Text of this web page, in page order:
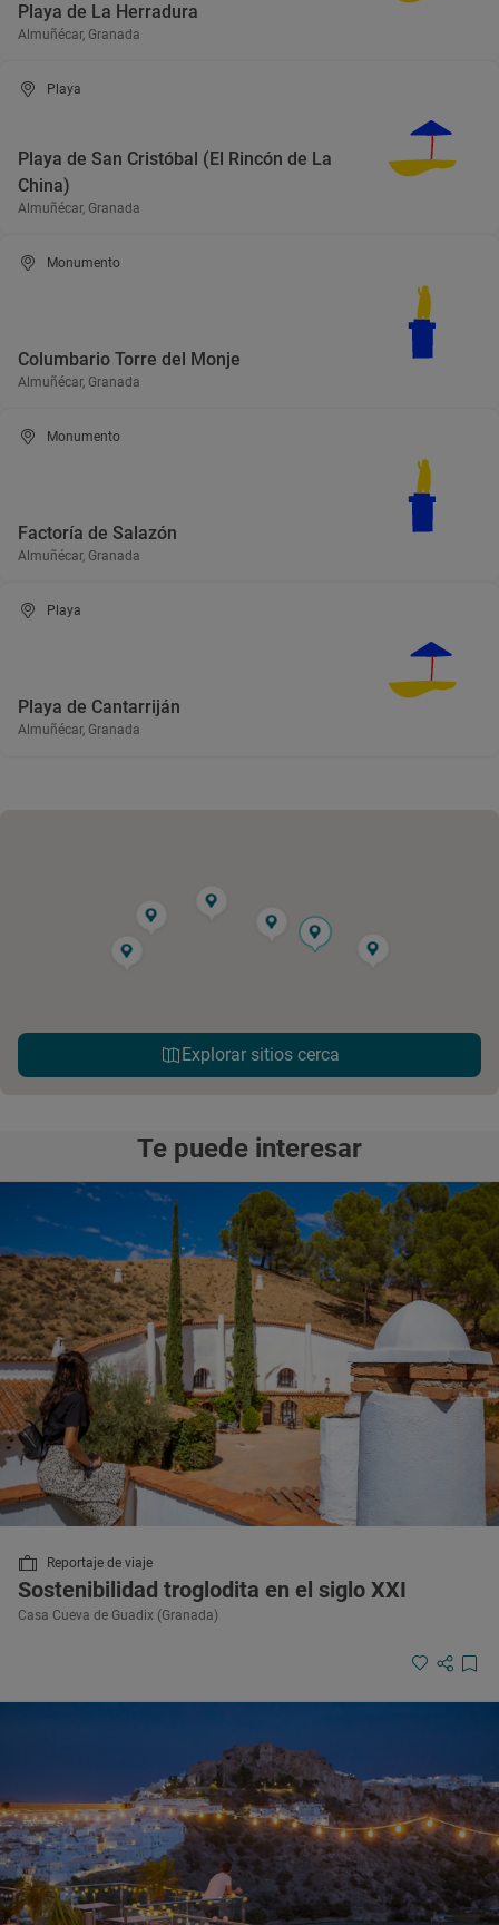
Playa de La Herradura
Almuñécar, Granada
Playa
Playa de San Cristóbal (El Rincón de La
China)
Almuñécar, Granada
Monumento
Columbario Torre del Monje
Almuñécar, Granada
Monumento
Factoría de Salazón
Almuñécar, Granada
Playa
Playa de Cantarriján
Almuñécar, Granada
Explorar sitios cerca
Te puede interesar
Reportaje de viaje
Sostenibilidad troglodita en el siglo XXI
Casa Cueva de Guadix (Granada)